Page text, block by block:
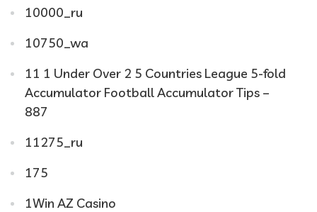
10000_ru
10750_wa
11 1 Under Over 2 5 Countries League 5-fold
Accumulator Football Accumulator Tips –
887
11275_ru
175
1Win AZ Casino